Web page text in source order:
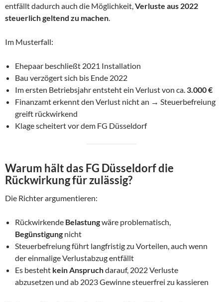
entfällt dadurch auch die Möglichkeit, Verluste aus 2022
steuerlich geltend zu machen
Im Musterfall:
Ehepaar beschließt 2021 Installation
Bau verzögert sich bis Ende 2022
Im ersten Betriebsjahr entsteht ein Verlust von ca. 3.000 €
Finanzamt erkennt den Verlust nicht an → Steuerbefreiung
greift rückwirkend
Klage scheitert vor dem FG Düsseldorf
Warum hält das FG Düsseldorf die
Rückwirkung für zulässig?
Die Richter argumentieren:
Rückwirkende Belastungwäre problematisch,
Begünstigung nicht
Steuerbefreiung führt langfristig zu Vorteilen, auch wenn
der einmalige Verlustabzug entfällt
Es besteht kein Anspruchdarauf, 2022 Verluste
abzusetzen und ab 2023 Gewinne steuerfrei zu kassieren